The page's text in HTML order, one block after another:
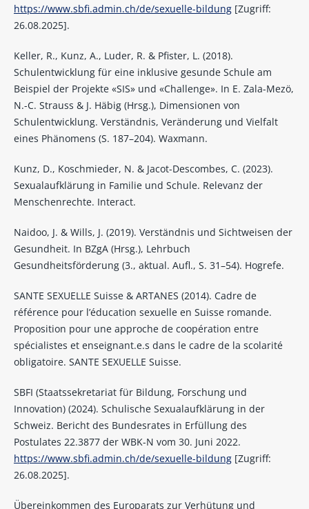
https://www.sbfi.admin.ch/de/sexuelle-bildung[Zugriff:
26.08.2025].
Keller, R., Kunz, A., Luder, R. & Pfister, L. (2018).
Schulentwicklung für eine inklusive gesunde Schule am
Beispiel der Projekte «SIS» und «Challenge». In E. Zala-Mezö,
N.-C. Strauss & J. Häbig (Hrsg.), Dimensionen von
Schulentwicklung. Verständnis, Veränderung und Vielfalt
eines Phänomens (S. 187–204). Waxmann.
Kunz, D., Koschmieder, N. & Jacot-Descombes, C. (2023).
Sexualaufklärung in Familie und Schule. Relevanz der
Menschenrechte. Interact.
Naidoo, J. & Wills, J. (2019). Verständnis und Sichtweisen der
Gesundheit. In BZgA (Hrsg.), Lehrbuch
Gesundheitsförderung (3., aktual. Aufl., S. 31–54). Hogrefe.
SANTE SEXUELLE Suisse & ARTANES (2014). Cadre de
référence pour l’éducation sexuelle en Suisse romande.
Proposition pour une approche de coopération entre
spécialistes et enseignant.e.s dans le cadre de la scolarité
obligatoire. SANTE SEXUELLE Suisse.
SBFI (Staatssekretariat für Bildung, Forschung und
Innovation) (2024). Schulische Sexualaufklärung in der
Schweiz. Bericht des Bundesrates in Erfüllung des
Postulates 22.3877 der WBK-N vom 30. Juni 2022.
https://www.sbfi.admin.ch/de/sexuelle-bildung[Zugriff:
26.08.2025].
Übereinkommen des Europarats zur Verhütung und